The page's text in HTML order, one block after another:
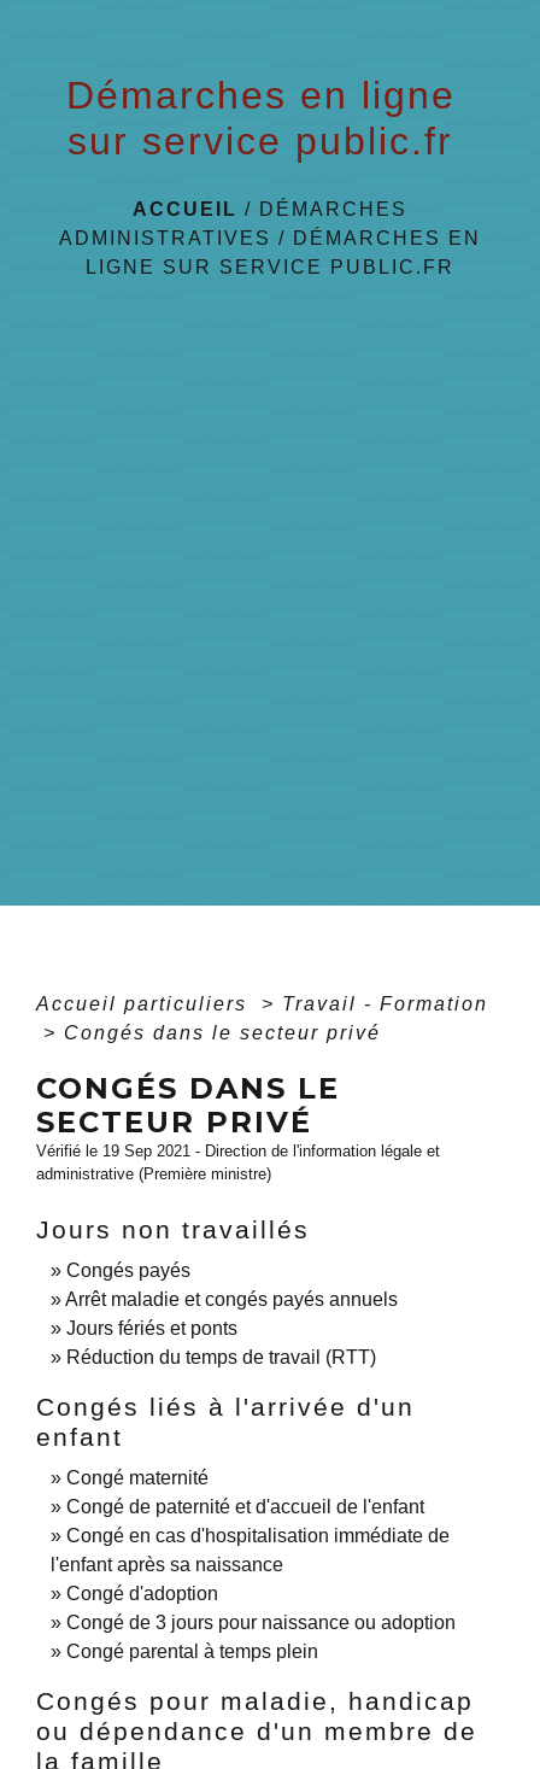
Démarches en ligne
sur service public.fr
ACCUEIL / DÉMARCHES
ADMINISTRATIVES / DÉMARCHES EN
LIGNE SUR SERVICE PUBLIC.FR
Accueil particuliers > Travail - Formation
> Congés dans le secteur privé
CONGÉS DANS LE
SECTEUR PRIVÉ
Vérifié le 19 Sep 2021 - Direction de l'information légale et
administrative (Première ministre)
Jours non travaillés
Congés payés
Arrêt maladie et congés payés annuels
Jours fériés et ponts
Réduction du temps de travail (RTT)
Congés liés à l'arrivée d'un
enfant
Congé maternité
Congé de paternité et d'accueil de l'enfant
Congé en cas d'hospitalisation immédiate de
l'enfant après sa naissance
Congé d'adoption
Congé de 3 jours pour naissance ou adoption
Congé parental à temps plein
Congés pour maladie, handicap
ou dépendance d'un membre de
la famille